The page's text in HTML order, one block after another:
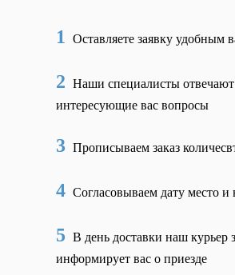
1 Оставляете заявку удобным
2 Наши специалисты отвечают
интересующие вас вопросы
3 Прописываем заказ
4 Согласовываем дату место и
5 В день доставки наш курьер
информирует вас о приезде